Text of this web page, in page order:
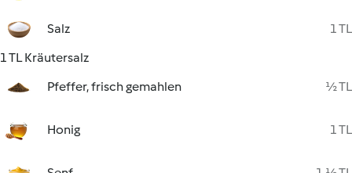
Salz
1 TL
1 TL Kräutersalz
Pfeffer, frisch gemahlen
½ TL
Honig 1 TL